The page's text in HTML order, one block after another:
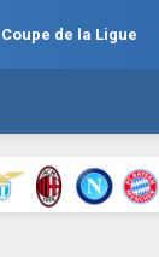
Coupe de la Ligue